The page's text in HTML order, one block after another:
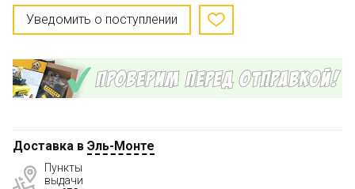
Уведомить о поступлении
Доставка в Эль-Монте
Пункты
выдачи